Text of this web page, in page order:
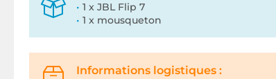
1 x JBL Flip 7
1 x mousqueton
Informations logistiques :